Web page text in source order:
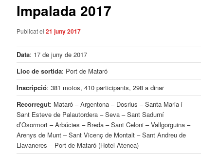
Impalada 2017
Publicat el21 juny 2017
Data: 17 de juny de 2017
Lloc de sortida: Port de Mataró
Inscripció: 381 motos, 410 participants, 298 a dinar
Recorregut: Mataró – Argentona – Dosrius – Santa Maria i
Sant Esteve de Palautordera – Seva – Sant Sadurní
d’Osormort – Arbúcies – Breda – Sant Celoni – Vallgorguina –
Arenys de Munt – Sant Vicenç de Montalt – Sant Andreu de
Llavaneres – Port de Mataró (Hotel Atenea)